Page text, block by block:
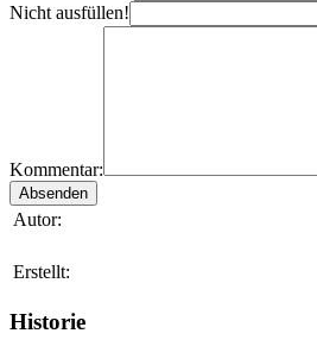
Nicht ausfüllen!
Kommentar:
Autor:
Erstellt:
Historie